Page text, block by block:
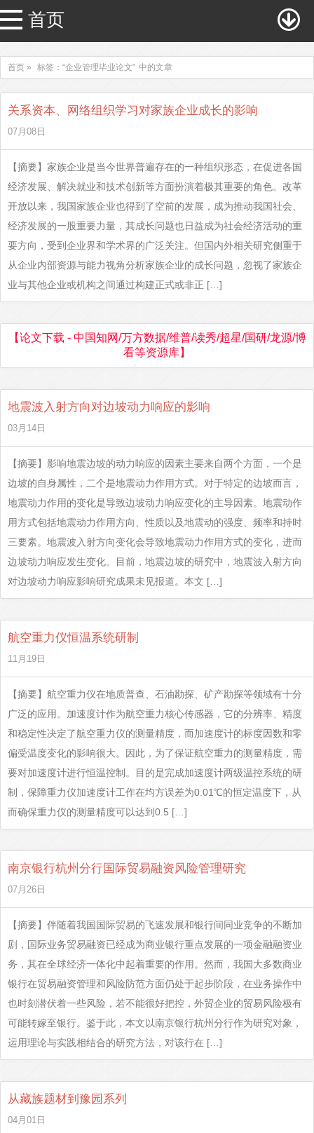
首页
首页 » 标签：“企业管理毕业论文” 中的文章
关系资本、网络组织学习对家族企业成长的影响
07月08日
【摘要】家族企业是当今世界普遍存在的一种组织形态，在促进各国
经济发展、解决就业和技术创新等方面扮演着极其重要的角色。改革
开放以来，我国家族企业也得到了空前的发展，成为推动我国社会、
经济发展的一股重要力量，其成长问题也日益成为社会经济活动的重
要方向，受到企业界和学术界的广泛关注。但国内外相关研究侧重于
从企业内部资源与能力视角分析家族企业的成长问题，忽视了家族企
业与其他企业或机构之间通过构建正式或非正 […]
【论文下载 - 中国知网/万方数据/维普/读秀/超星/国研/龙源/博
看等资源库】
地震波入射方向对边坡动力响应的影响
03月14日
【摘要】影响地震边坡的动力响应的因素主要来自两个方面，一个是
边坡的自身属性，二个是地震动力作用方式。对于特定的边坡而言，
地震动力作用的变化是导致边坡动力响应变化的主导因素。地震动作
用方式包括地震动力作用方向、性质以及地震动的强度、频率和持时
三要素。地震波入射方向变化会导致地震动力作用方式的变化，进而
边坡动力响应发生变化。目前，地震边坡的研究中，地震波入射方向
对边坡动力响应影响研究成果未见报道。本文 […]
航空重力仪恒温系统研制
11月19日
【摘要】航空重力仪在地质普查、石油勘探、矿产勘探等领域有十分
广泛的应用。加速度计作为航空重力核心传感器，它的分辨率、精度
和稳定性决定了航空重力仪的测量精度，而加速度计的标度因数和零
偏受温度变化的影响很大。因此，为了保证航空重力的测量精度，需
要对加速度计进行恒温控制。目的是完成加速度计两级温控系统的研
制，保障重力仪加速度计工作在均方误差为0.01℃的恒定温度下，从
而确保重力仪的测量精度可以达到0.5 […]
南京银行杭州分行国际贸易融资风险管理研究
07月26日
【摘要】伴随着我国国际贸易的飞速发展和银行间同业竞争的不断加
剧，国际业务贸易融资已经成为商业银行重点发展的一项金融融资业
务，其在全球经济一体化中起着重要的作用。然而，我国大多数商业
银行在贸易融资管理和风险防范方面仍处于起步阶段，在业务操作中
也时刻潜伏着一些风险，若不能很好把控，外贸企业的贸易风险极有
可能转嫁至银行。鉴于此，本文以南京银行杭州分行作为研究对象，
运用理论与实践相结合的研究方法，对该行在 […]
从藏族题材到豫园系列
04月01日